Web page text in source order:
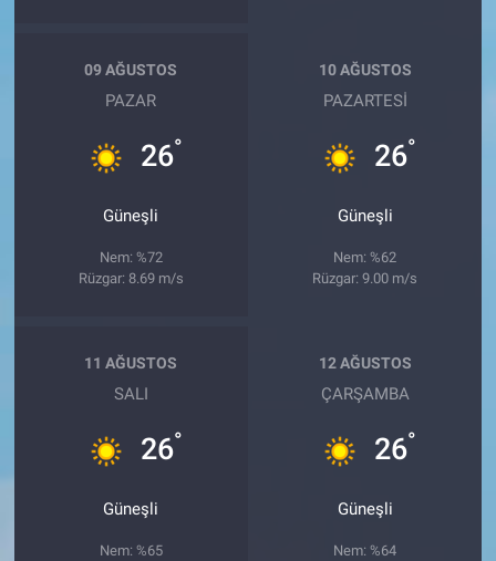
09 AĞUSTOS
PAZAR
26°
Güneşli
Nem: %72
Rüzgar: 8.69 m/s
10 AĞUSTOS
PAZARTESI
26°
Güneşli
Nem: %62
Rüzgar: 9.00 m/s
11 AĞUSTOS
SALI
26°
Güneşli
Nem: %65
12 AĞUSTOS
ÇARŞAMBA
26°
Güneşli
Nem: %64